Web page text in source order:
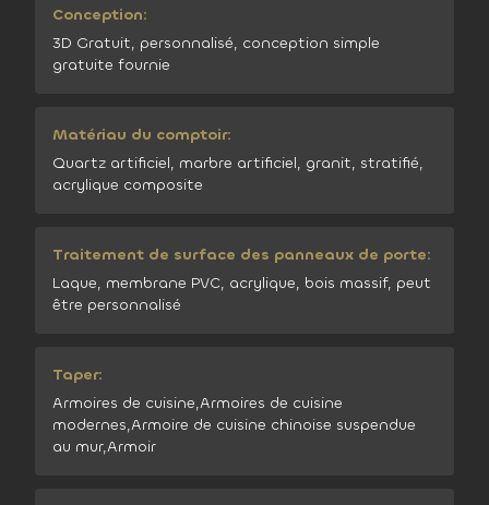
Conception:
3D Gratuit, personnalisé, conception simple
gratuite fournie
Matériau du comptoir:
Quartz artificiel, marbre artificiel, granit, stratifié,
acrylique composite
Traitement de surface des panneaux de porte:
Laque, membrane PVC, acrylique, bois massif, peut
être personnalisé
Taper:
Armoires de cuisine,Armoires de cuisine
modernes,Armoire de cuisine chinoise suspendue
au mur,Armoir